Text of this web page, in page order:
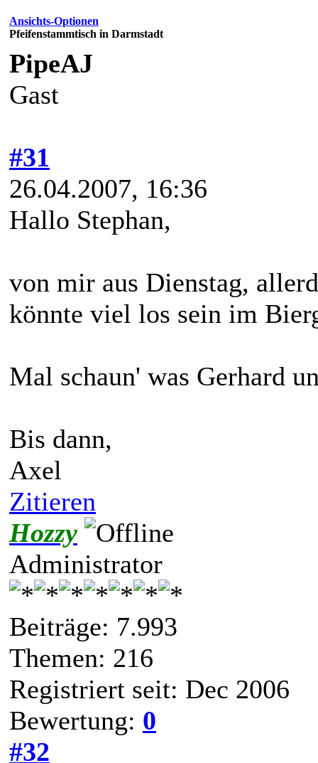
Ansichts-Optionen
Pfeifenstammtisch in Darmstadt
PipeAJ
Gast
#31
26.04.2007, 16:36
Hallo Stephan,
von mir aus Dienstag,
könnte viel los sein im
Mal schaun' was Gerhard
Bis dann,
Axel
Zitieren
Hozzy
Administrator
Beiträge: 7.993
Themen: 216
Registriert seit: Dec 2006
Bewertung: 0
#32